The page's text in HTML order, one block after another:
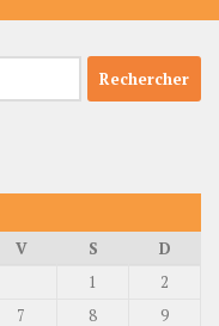
V S
D
1
2
7 8
9